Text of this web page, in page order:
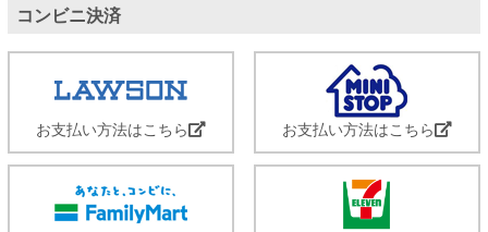
コンビニ決済
お支払い方法はこちら お支払い方法はこちら